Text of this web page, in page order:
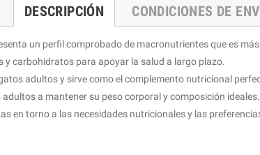
DESCRIPCIÓN CONDICIONES DE
un perfil comprobado de macronutrientes que es
carbohidratos para apoyar la salud a largo plazo.
adultos y sirve como el complemento nutricional
a mantener su peso corporal y composición ideales.
en torno a las necesidades nutricionales y las